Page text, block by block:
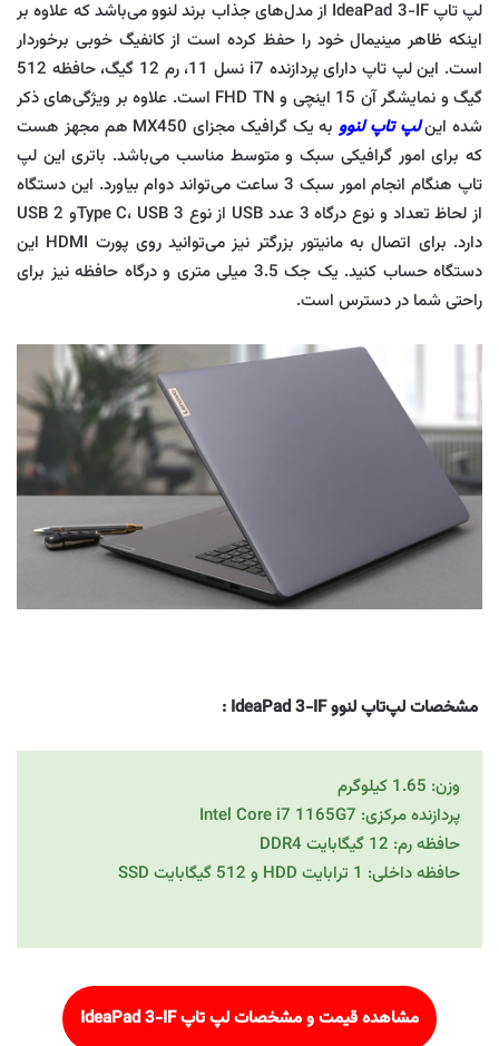
لپ تاپ IdeaPad 3-IF از مدل‌های جذاب برند لنوو می‌باشد که علاوه بر
اینکه ظاهر مینیمال خود را حفظ کرده است از کانفیگ خوبی برخوردار
است. این لپ تاپ دارای پردازنده i7 نسل 11، رم 12 گیگ، حافظه 512
گیگ و نمایشگر آن 15 اینچی و FHD TN است. علاوه بر ویژگی‌های ذکر
شده اینلپ تاپ لنوو
به یک گرافیک مجزای MX450 هم مجهز هست
که برای امور گرافیکی سبک و متوسط مناسب می‌باشد. باتری این لپ
تاپ هنگام انجام امور سبک 3 ساعت می‌تواند دوام بیاورد. این دستگاه
از لحاظ تعداد و نوع درگاه 3 عدد USB از نوع Type C، USB 3و USB 2
دارد. برای اتصال به مانیتور بزرگتر نیز می‌توانید روی پورت HDMI این
دستگاه حساب کنید. یک جک 3.5 میلی متری و درگاه حافظه نیز برای
راحتی شما در دسترس است.
مشخصات لپ‌تاپ لنوو IdeaPad 3-IF :
وزن: 1.65 کیلوگرم
پردازنده مرکزی: Intel Core i7 1165G7
حافظه رم: 12 گیگابایت DDR4
حافظه داخلی: 1 ترابایت HDD و 512 گیگابایت SSD
مشاهده قیمت و مشخصات لپ تاپIdeaPad 3-IF